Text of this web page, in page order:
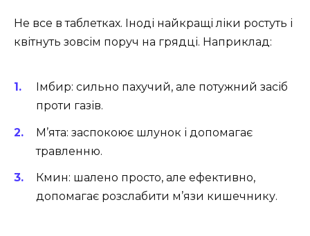
Не все в таблетках. Іноді найкращі ліки ростуть і
квітнуть зовсім поруч на грядці. Наприклад:
Імбир: сильно пахучий, але потужний засіб
проти газів.
М’ята: заспокоює шлунок і допомагає
травленню.
Кмин: шалено просто, але ефективно,
допомагає розслабити м’язи кишечнику.